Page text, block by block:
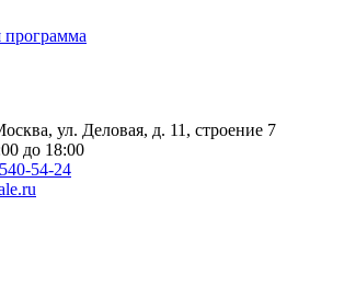
программа
ул. Деловая, д. 11, строение 7
до 18:00
54-24